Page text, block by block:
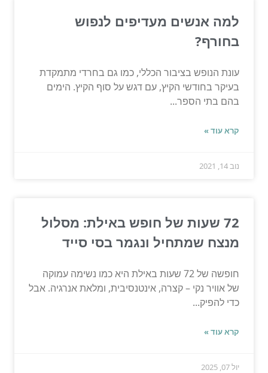
למה אנשים מעדיפים לנפוש
בחורף?
עונת הנופש בציבור הכללי, כמו גם בחרדי מתמקדת
בעיקר בחודשי הקיץ, עם דגש על סוף הקיץ. הימים
בהם בתי הספר...
קרא עוד »
נוב 14, 2021
72 שעות של חופש באילת: מסלול
מנצח שמתחיל ונגמר בסי סייד
חופשה של 72 שעות באילת היא כמו נשימה עמוקה
של אוויר נקי – קצרה, אינטנסיבית, ומלאת אנרגיה. אבל
כדי להפיק...
קרא עוד »
יול 07, 2025